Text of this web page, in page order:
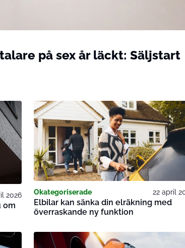
på sex år läckt: Säljstart
2026
om
Okategoriserade 22 april
Elbilar kan sänka din elräkning med
överraskande ny funktion